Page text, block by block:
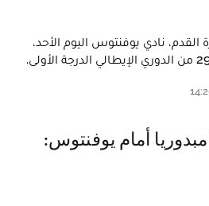
القدم، نادي يوفنتوس اليوم الأحد،
أمام يوفنتوس: